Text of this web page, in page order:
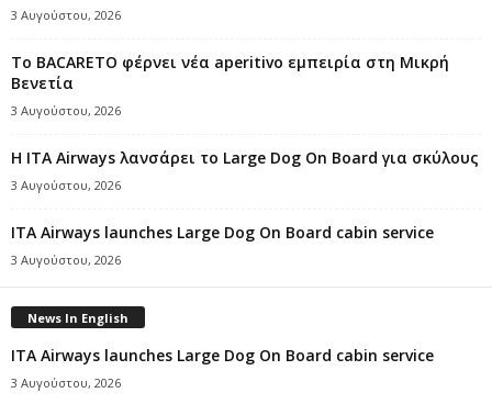
3 Αυγούστου, 2026
Το BACARETO φέρνει νέα aperitivo εμπειρία στη Μικρή
Βενετία
3 Αυγούστου, 2026
Η ITA Airways λανσάρει το Large Dog On Board για σκύλους
3 Αυγούστου, 2026
ITA Airways launches Large Dog On Board cabin service
3 Αυγούστου, 2026
News In English
ITA Airways launches Large Dog On Board cabin service
3 Αυγούστου, 2026